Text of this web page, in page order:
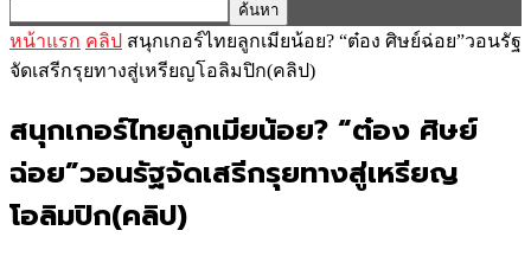
หน้าแรก คลิป สนุกเกอร์ไทยลูกเมียน้อย? “ต๋อง ศิษย์ฉ่อย”วอนรัฐ
จัดเสรีกรุยทางสู่เหรียญโอลิมปิก(คลิป)
สนุกเกอร์ไทยลูกเมียน้อย? “ต๋อง ศิษย์
ฉ่อย”วอนรัฐจัดเสรีกรุยทางสู่เหรียญ
โอลิมปิก(คลิป)